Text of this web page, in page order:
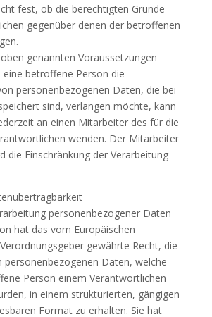
fest, ob die berechtigten Gründe
gegenüber denen der betroffenen
genannten Voraussetzungen
eine betroffene Person die
personenbezogenen Daten, die bei
sind, verlangen möchte, kann
an einen Mitarbeiter des für die
wenden. Der Mitarbeiter
die Einschränkung der Verarbeitung
personenbezogener Daten
hat das vom Europäischen
gewährte Recht, die
personenbezogenen Daten, welche
Person einem Verantwortlichen
in einem strukturierten, gängigen
Format zu erhalten. Sie hat